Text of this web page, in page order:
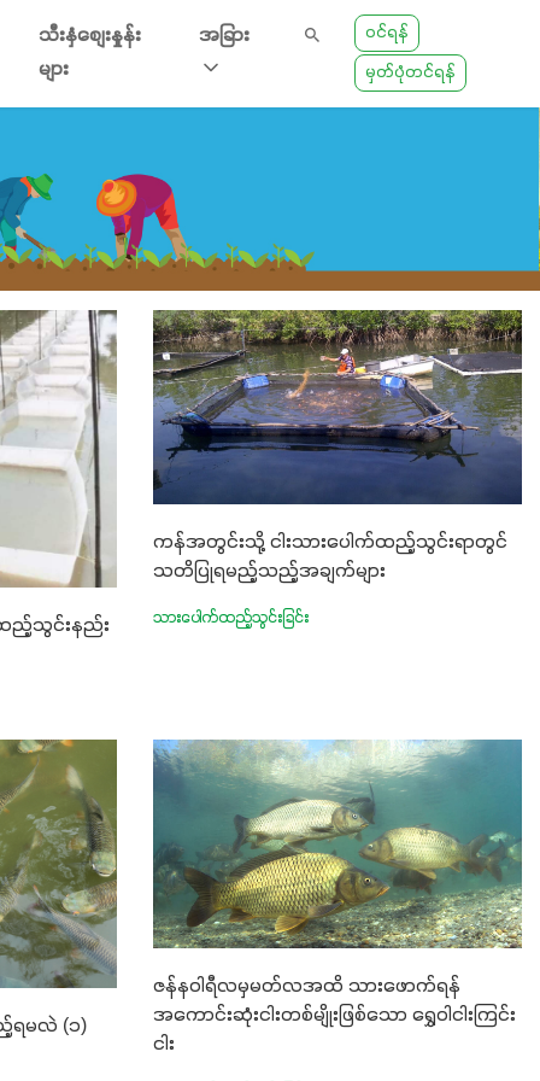
သီးနှံစျေးနှုန်း
များ
အခြား
ဝင်ရန်
မှတ်ပုံတင်ရန်
ထည့်သွင်းနည်း
ကန်အတွင်းသို့ ငါးသားပေါက်ထည့်သွင်းရာတွင်
သတိပြုရမည့်သည့်အချက်များ
သားပေါက်ထည့်သွင်းခြင်း
ရမလဲ (၁)
ဇန်နဝါရီလမှမတ်လအထိ သားဖောက်ရန်
အကောင်းဆုံးငါးတစ်မျိုးဖြစ်သော ရွှေဝါငါးကြင်း
ငါး